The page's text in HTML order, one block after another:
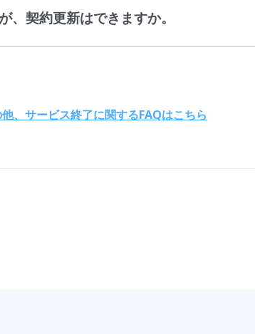
契約更新はできますか。
、サービス終了に関するFAQはこちら